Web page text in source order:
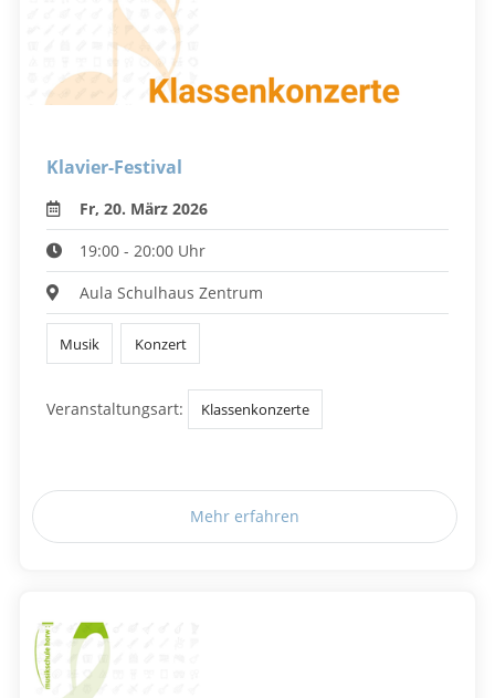
Klavier-Festival
Fr, 20. März 2026
19:00 - 20:00 Uhr
Aula Schulhaus Zentrum
Musik Konzert
Veranstaltungsart: Klassenkonzerte
Mehr erfahren